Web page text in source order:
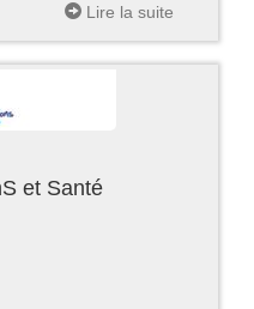
Lire la suite
et Santé